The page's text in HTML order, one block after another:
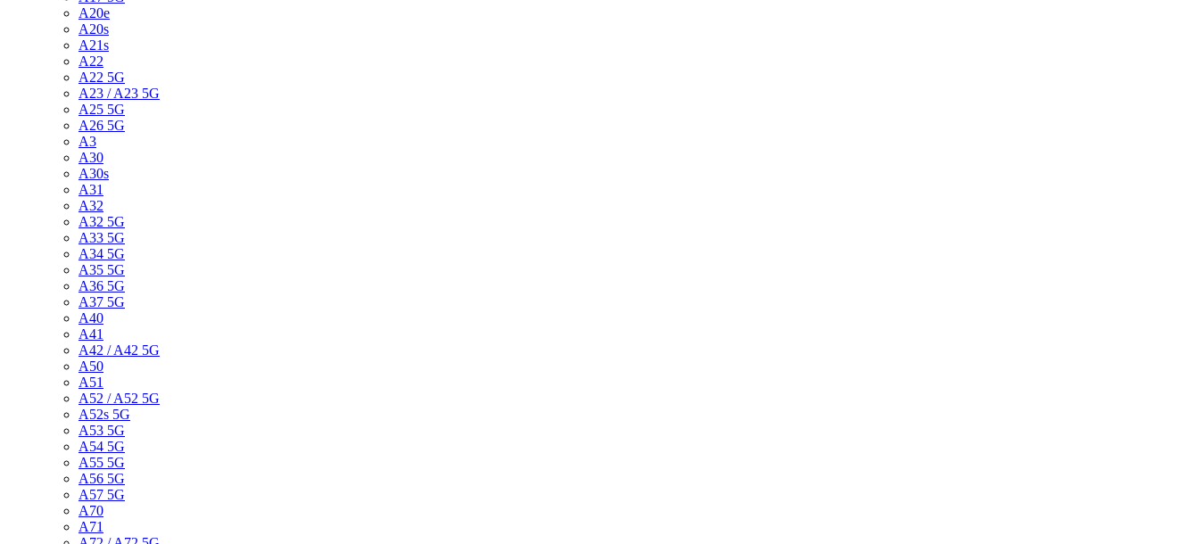
A20e
A20s
A21s
A22
A22 5G
A23 / A23 5G
A25 5G
A26 5G
A3
A30
A30s
A31
A32
A32 5G
A33 5G
A34 5G
A35 5G
A36 5G
A37 5G
A40
A41
A42 / A42 5G
A50
A51
A52 / A52 5G
A52s 5G
A53 5G
A54 5G
A55 5G
A56 5G
A57 5G
A70
A71